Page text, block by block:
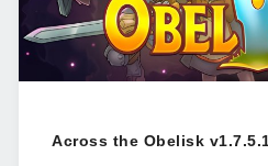
Across the Obelisk